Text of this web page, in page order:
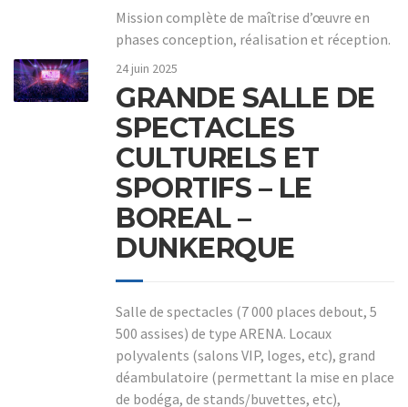
Mission complète de maîtrise d’œuvre en
phases conception, réalisation et réception.
24 juin 2025
GRANDE SALLE DE
SPECTACLES
CULTURELS ET
SPORTIFS – LE
BOREAL –
DUNKERQUE
Salle de spectacles (7 000 places debout, 5
500 assises) de type ARENA. Locaux
polyvalents (salons VIP, loges, etc), grand
déambulatoire (permettant la mise en place
de bodéga, de stands/buvettes, etc),